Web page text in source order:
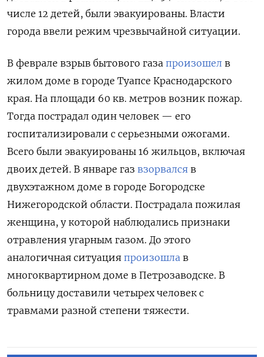
числе 12 детей, были эвакуированы. Власти
города ввели режим чрезвычайной ситуации.
В феврале взрыв бытового газа произошел в
жилом доме в городе Туапсе Краснодарского
края. На площади 60 кв. метров возник пожар.
Тогда пострадал один человек — его
госпитализировали с серьезными ожогами.
Всего были эвакуированы 16 жильцов, включая
двоих детей. В январе газ взорвался в
двухэтажном доме в городе Богородске
Нижегородской области. Пострадала пожилая
женщина, у которой наблюдались признаки
отравления угарным газом. До этого
аналогичная ситуация произошла в
многоквартирном доме в Петрозаводске. В
больницу доставили четырех человек с
травмами разной степени тяжести.